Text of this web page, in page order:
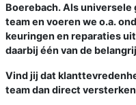
Boerebach. Als universele
team en voeren we o.a.
keuringen en reparaties
daarbij één van de
Vind jij dat
team dan direct